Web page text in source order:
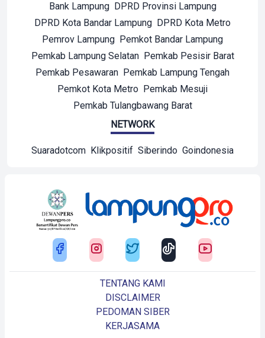
Bank Lampung DPRD Provinsi Lampung
DPRD Kota Bandar Lampung DPRD Kota Metro
Pemrov Lampung Pemkot Bandar Lampung
Pemkab Lampung Selatan Pemkab Pesisir Barat
Pemkab Pesawaran Pemkab Lampung Tengah
Pemkot Kota Metro Pemkab Mesuji
Pemkab Tulangbawang Barat
NETWORK
Suaradotcom Klikpositif Siberindo Goindonesia
TENTANG KAMI
DISCLAIMER
PEDOMAN SIBER
KERJASAMA